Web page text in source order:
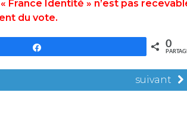
France Identité » n’est pas
du vote.
0
suivant